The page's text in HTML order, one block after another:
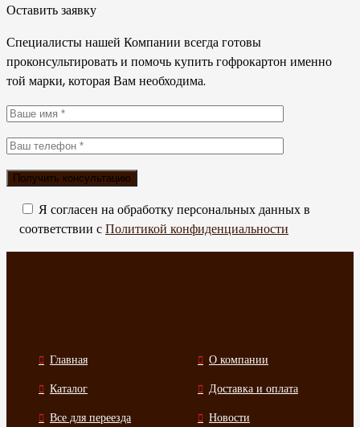
Оставить заявку
Специалисты нашей Компании всегда готовы
проконсультировать и помочь купить гофрокартон именно
той марки, которая Вам необходима.
Я согласен на обработку персональных данных в
соответствии сПолитикой конфиденциальности
Главная
О компании
Каталог
Доставка и оплата
Все для переезда
Новости